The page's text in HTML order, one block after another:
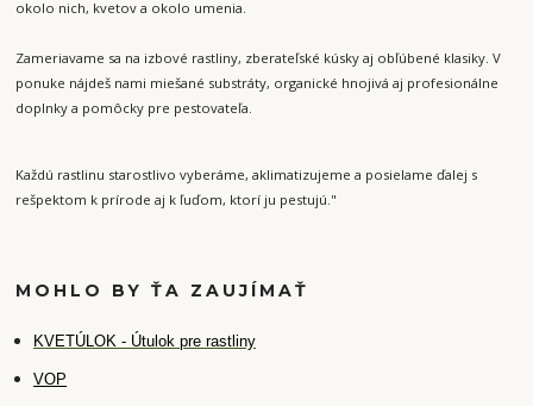
okolo nich, kvetov a okolo umenia.
Zameriavame sa na izbové rastliny, zberateľské kúsky aj obľúbené klasiky. V
ponuke nájdeš nami miešané substráty, organické hnojivá aj profesionálne
doplnky a pomôcky pre pestovateľa.
Každú rastlinu starostlivo vyberáme, aklimatizujeme a posielame ďalej s
rešpektom k prírode aj k ľuďom, ktorí ju pestujú."
MOHLO BY ŤA ZAUJÍMAŤ
KVETÚLOK - Útulok pre rastliny
VOP